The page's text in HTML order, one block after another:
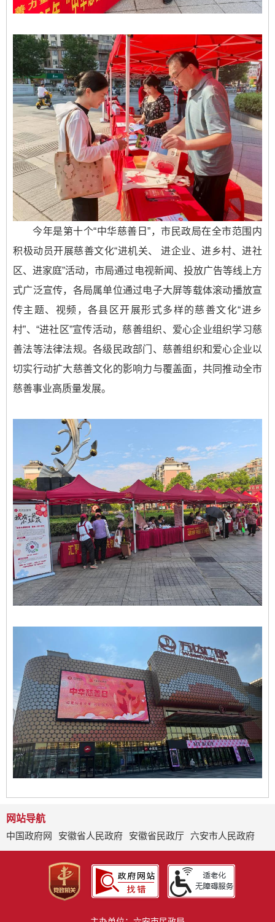
今年是第十个“中华慈善日”，市民政局在全市范围内
积极动员开展慈善文化“进机关、 进企业、进乡村、进社
区、进家庭”活动，市局通过电视新闻、投放广告等线上方
式广泛宣传，各局属单位通过电子大屏等载体滚动播放宣
传主题、视频，各县区开展形式多样的慈善文化“进乡
村”、“进社区”宣传活动，慈善组织、爱心企业组织学习慈
善法等法律法规。各级民政部门、慈善组织和爱心企业以
切实行动扩大慈善文化的影响力与覆盖面，共同推动全市
慈善事业高质量发展。
网站导航
中国政府网
安徽省人民政府 安徽省民政厅 六安市人民政府